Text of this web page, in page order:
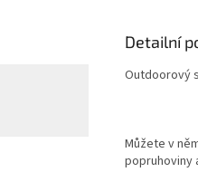
Detailní
Outdoorový
Můžete v
popruhoviny